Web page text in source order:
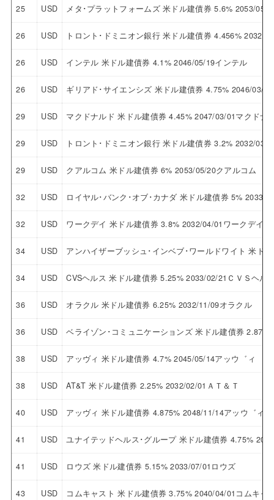
25 USD メタ･プラットフォームズ 米ドル建債券 5.6% 2053/05/
26 USD トロント･ドミニオン銀行 米ドル建債券 4.456% 2032/
26 USD インテル 米ドル建債券 4.1% 2046/05/19インテル
26 USD ギリアド･サイエンシズ 米ドル建債券 4.75% 2046/03/
29 USD マクドナルド 米ドル建債券 4.45% 2047/03/01マクドナ
29 USD トロント･ドミニオン銀行 米ドル建債券 3.2% 2032/03/
29 USD クアルコム 米ドル建債券 6% 2053/05/20クアルコム
32 USD ロイヤル･バンク･オブ･カナダ 米ドル建債券 5% 2033/
32 USD ワークデイ 米ドル建債券 3.8% 2032/04/01ワークデイ
34 USD アンハイザーブッシュ･インベブ･ワールドワイト 米ド
34 USD CVSヘルス 米ドル建債券 5.25% 2033/02/21ＣＶＳヘル
36 USD オラクル 米ドル建債券 6.25% 2032/11/09オラクル
36 USD ベライゾン･コミュニケーションズ 米ドル建債券
38 USD アッヴィ 米ドル建債券 4.7% 2045/05/14アッウ゛ィ
38 USD AT&T 米ドル建債券 2.25% 2032/02/01ＡＴ＆Ｔ
40 USD アッヴィ 米ドル建債券 4.875% 2048/11/14アッウ゛ィ
41 USD ユナイテッドヘルス･グループ 米ドル建債券 4.75%
41 USD ロウズ 米ドル建債券 5.15% 2033/07/01ロウズ
43 USD コムキャスト 米ドル建債券 3.75% 2040/04/01コムキャ